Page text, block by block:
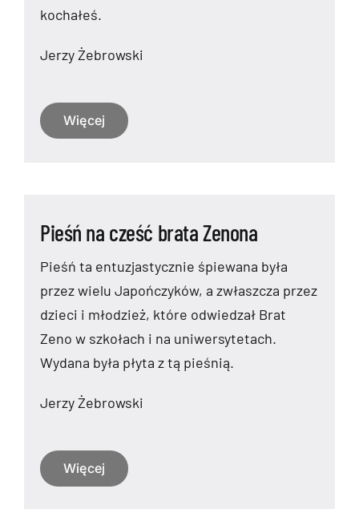
kochałeś.
Jerzy Żebrowski
Więcej
Pieśń na cześć brata Zenona
Pieśń ta entuzjastycznie śpiewana była
przez wielu Japończyków, a zwłaszcza przez
dzieci i młodzież, które odwiedzał Brat
Zeno w szkołach i na uniwersytetach.
Wydana była płyta z tą pieśnią.
Jerzy Żebrowski
Więcej